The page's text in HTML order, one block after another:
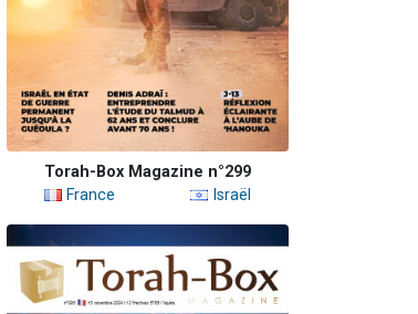
Torah-Box Magazine n°299
France
Israël